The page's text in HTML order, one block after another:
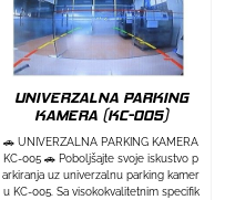
UNIVERZALNA PARKING
KAMERA (KC-005)
🚗 UNIVERZALNA PARKING KAMERA
KC-005 🚗 Poboljšajte svoje iskustvo p
arkiranja uz univerzalnu parking kamer
u KC-005. Sa visokokvalitetnim specifik